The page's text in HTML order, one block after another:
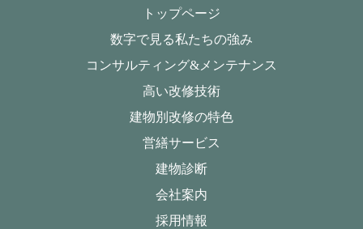
トップページ
数字で見る私たちの強み
コンサルティング&メンテナンス
高い改修技術
建物別改修の特色
営繕サービス
建物診断
会社案内
採用情報